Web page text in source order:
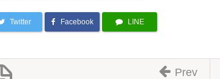
Twitter Facebook LINE
Prev